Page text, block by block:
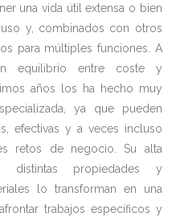
una vida útil extensa o bien
y, combinados con otros
para múltiples funciones. A
equilibrio entre coste y
años los ha hecho muy
ya que pueden
efectivas y a veces incluso
retos de negocio. Su alta
distintas propiedades y
lo transforman en una
trabajos específicos y